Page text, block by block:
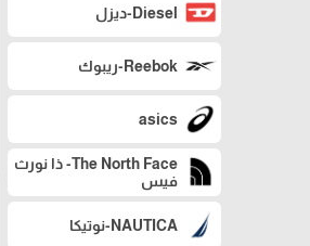
Diesel-ديزل
Reebok-ريبوك
asics
The North Face- ذا نورث
فيس
NAUTICA-نوتيكا